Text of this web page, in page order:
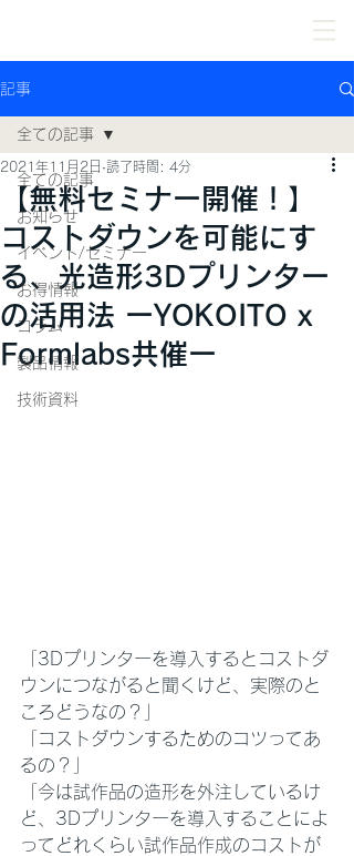
記事
全ての記事
お知らせ
イベント/セミナー
お得情報
コラム
製品情報
技術資料
全ての記事
【無料セミナー開催！】
コストダウンを可能にす
る、光造形3Dプリンター
の活用法 ーYOKOITO x
Formlabs共催ー
2021年11月2日 読了時間: 4分
「3Dプリンターを導入するとコストダ
ウンにつながると聞くけど、実際のと
ころどうなの？」
「コストダウンするためのコツってあ
るの？」
「今は試作品の造形を外注しているけ
ど、3Dプリンターを導入することによ
ってどれくらい試作品作成のコストが